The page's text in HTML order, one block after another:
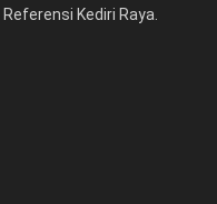
Referensi Kediri Raya.